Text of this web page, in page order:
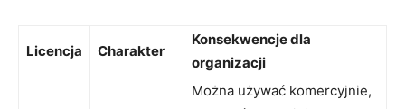
Licencja Charakter
Konsekwencje dla
organizacji
Można używać komercyjnie,